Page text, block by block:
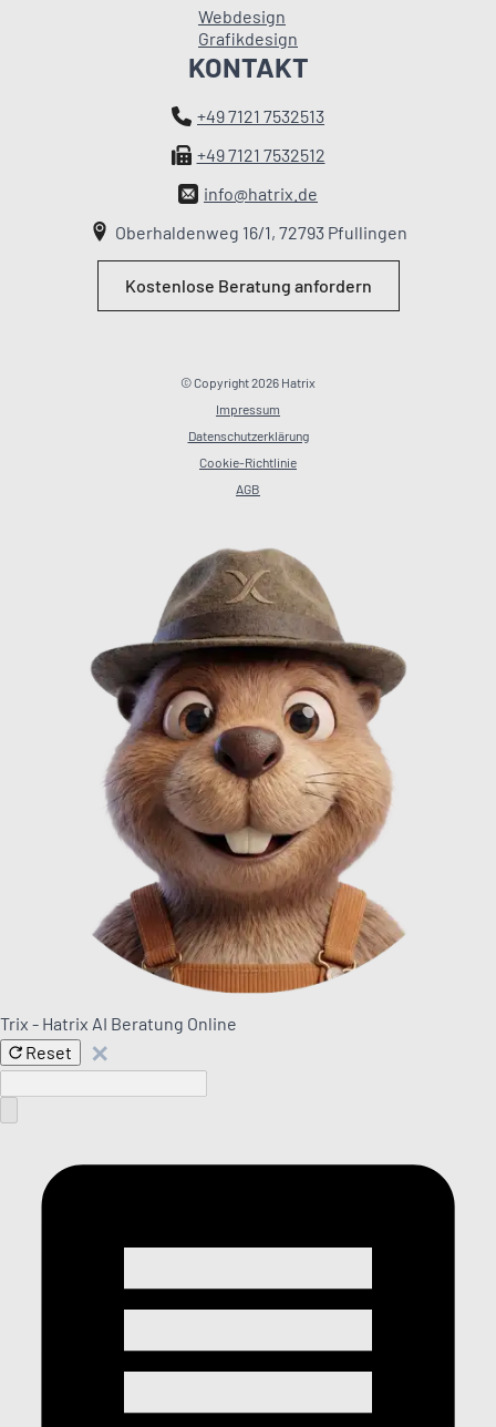
Webdesign
Grafikdesign
KONTAKT
+49 7121 7532513
+49 7121 7532512
info@hatrix.de
Oberhaldenweg 16/1, 72793 Pfullingen
Kostenlose Beratung anfordern
© Copyright 2026 Hatrix
Impressum
Datenschutzerklärung
Cookie-Richtlinie
AGB
Trix - Hatrix AI Beratung Online
Reset
✕